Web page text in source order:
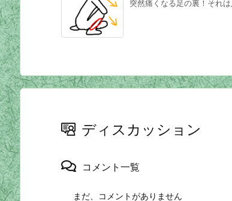
突然痛くなる足の裏！それ
ディスカッション
コメント一覧
まだ、コメントがありません